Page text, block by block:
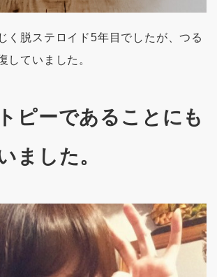
く脱ステロイド5年目でしたが、つる
していました。
ピーであることにも
ました。